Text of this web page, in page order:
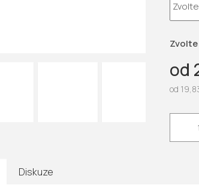
5
od
od
cena:
Diskuze